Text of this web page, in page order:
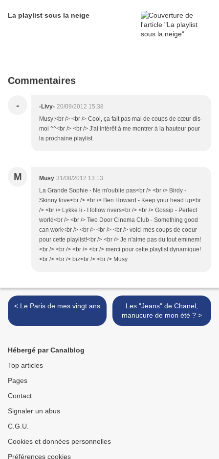
La playlist sous la neige
Commentaires
- -Livy- 20/09/2012 15:38
Musy:<br /> <br /> Cool, ça fait pas mal de coups de cœur dis-
moi ^^<br /> <br /> J'ai intérêt à me montrer à la hauteur pour
la prochaine playlist.
M Musy 31/08/2012 13:13
La Grande Sophie - Ne m'oublie pas<br /> <br /> Birdy -
Skinny love<br /> <br /> Ben Howard - Keep your head up<br
/> <br /> Lykke li - I follow rivers<br /> <br /> Gossip - Perfect
world<br /> <br /> Two Door Cinema Club - Something good
can work<br /> <br /> <br /> <br /> voici mes coups de coeur
pour cette playlist!<br /> <br /> Je n'aime pas du tout eminem!
<br /> <br /> <br /> <br /> merci pour cette playlist dynamique!
<br /> <br /> biz<br /> <br /> Musy
< Le Paris de mes vingt ans
Les "Jeans" de Chanel,
manucure de mon été ? >
Hébergé par Canalblog
Top articles
Pages
Contact
Signaler un abus
C.G.U.
Cookies et données personnelles
Préférences cookies